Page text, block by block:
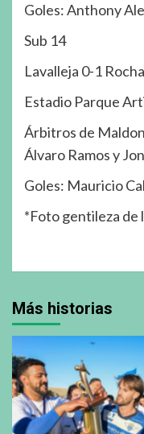
Goles: Anthony
Sub 14
Lavalleja 0-1 Rocha
Estadio Parque
Árbitros de
Álvaro Ramos y
Goles: Mauricio
*Foto gentileza de
Más historias